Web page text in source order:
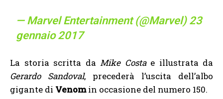
— Marvel Entertainment (@Marvel) 23
gennaio 2017
La storia scritta da Mike Costae illustrata da
Gerardo Sandoval, precederà l’uscita dell’albo
gigante di Venomin occasione del numero 150.